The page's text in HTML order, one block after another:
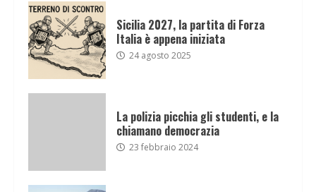
Sicilia 2027, la partita di Forza
Italia è appena iniziata
24 agosto 2025
La polizia picchia gli studenti, e la
chiamano democrazia
23 febbraio 2024